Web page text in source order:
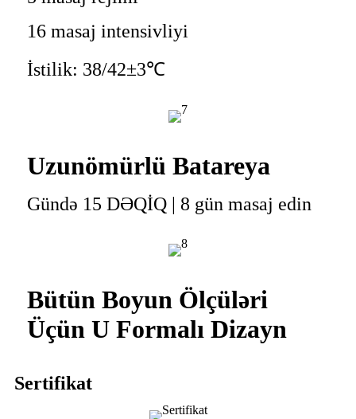
16 masaj intensivliyi
İstilik: 38/42±3℃
Uzunömürlü Batareya
Gündə 15 DƏQİQ | 8 gün masaj edin
Bütün Boyun Ölçüləri
Üçün U Formalı Dizayn
Sertifikat